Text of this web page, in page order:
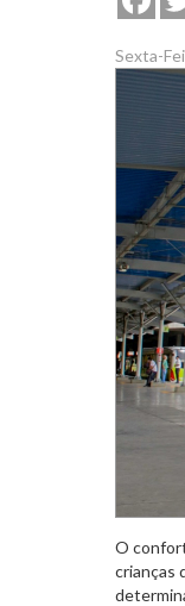
Sexta-
O
crianças